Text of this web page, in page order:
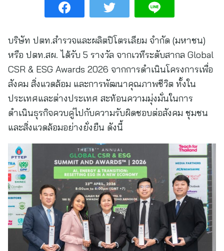
บริษัท ปตท.สำรวจและผลิตปิโตรเลียม จำกัด (มหาชน)
หรือ ปตท.สผ. ได้รับ 5 รางวัล จากเวทีระดับสากล Global
CSR & ESG Awards 2026 จากการดำเนินโครงการเพื่อ
สังคม สิ่งแวดล้อม และการพัฒนาคุณภาพชีวิต ทั้งใน
ประเทศและต่างประเทศ สะท้อนความมุ่งมั่นในการ
ดำเนินธุรกิจควบคู่ไปกับความรับผิดชอบต่อสังคม ชุมชน
และสิ่งแวดล้อมอย่างยั่งยืน ดังนี้